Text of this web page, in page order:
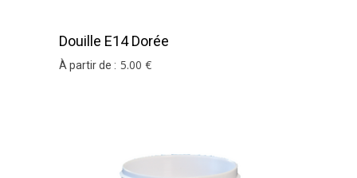
Douille E14 Dorée
À partir de : 5.00 €